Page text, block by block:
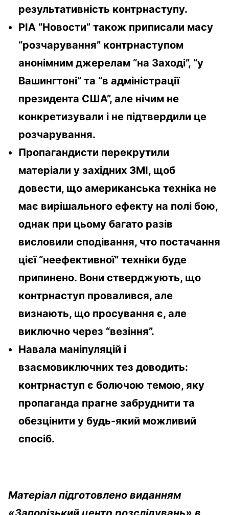
результативність контрнаступу.
РІА “Новости” також приписали масу
“розчарування” контрнаступом
анонімним джерелам “на Заході”, “у
Вашингтоні” та “в адміністрації
президента США”, але нічим не
конкретизували і не підтвердили це
розчарування.
Пропагандисти перекрутили
матеріали у західних ЗМІ, щоб
довести, що американська техніка не
має вирішального ефекту на полі бою,
однак при цьому багато разів
висловили сподівання, что постачання
цієї “неефективної” техніки буде
припинено. Вони стверджують, що
контрнаступ провалився, але
визнають, що просування є, але
виключно через “везіння”.
Навала маніпуляцій і
взаємовиключних тез доводить:
контрнаступ є болючою темою, яку
пропаганда прагне забруднити та
обезцінити у будь-який можливий
спосіб.
Матеріал підготовлено виданням